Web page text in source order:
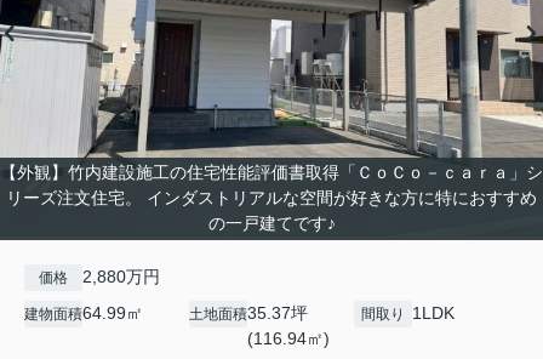
【外観】竹内建設施工の住宅性能評価書取得「ＣｏＣｏ－ｃａｒａ」シ
リーズ注文住宅。 インダストリアルな空間が好きな方に特におすすめ
の一戸建てです♪
価格 2,880万円
建物面積64.99㎡ 土地面積35.37坪
(116.94㎡)
間取り 1LDK